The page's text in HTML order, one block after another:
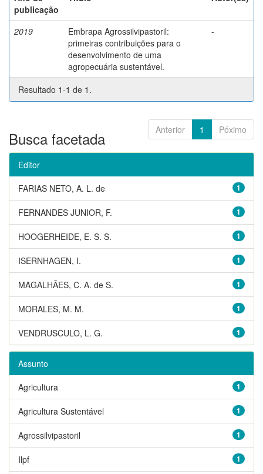
publicação
2019
Embrapa Agrossilvipastoril:
primeiras contribuições para o
desenvolvimento de uma
agropecuária sustentável.
-
Resultado 1-1 de 1.
Anterior 1 Póximo
Busca facetada
Editor
1
FARIAS NETO, A. L. de
1
FERNANDES JUNIOR, F.
1
HOOGERHEIDE, E. S. S.
1
ISERNHAGEN, I.
1
MAGALHÃES, C. A. de S.
1
MORALES, M. M.
1
VENDRUSCULO, L. G.
Assunto
1
Agricultura
1
Agricultura Sustentável
1
Agrossilvipastoril
1
Ilpf